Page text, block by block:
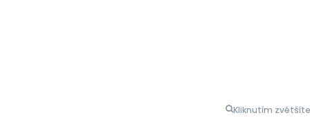
Kliknutím zvětšíte